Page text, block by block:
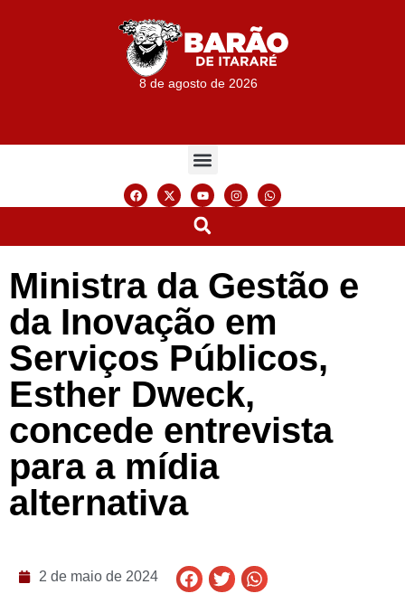
8 de agosto de 2026
Ministra da Gestão e
da Inovação em
Serviços Públicos,
Esther Dweck,
concede entrevista
para a mídia
alternativa
2 de maio de 2024